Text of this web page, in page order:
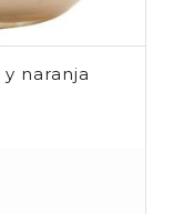
naranja